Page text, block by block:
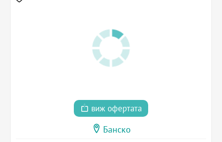
виж офертата
Банско